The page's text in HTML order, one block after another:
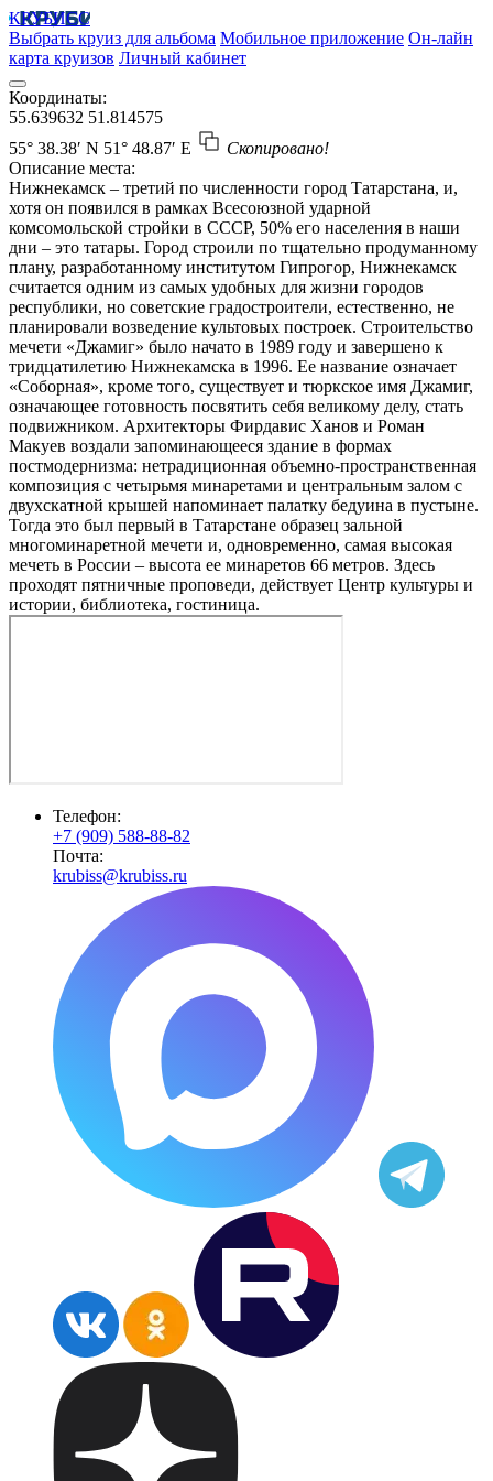
КРУБИСС
Выбрать круиз для альбома Мобильное приложение Он-лайн
карта круизов Личный кабинет
Координаты:
55.639632 51.814575
55° 38.38′ N 51° 48.87′ E
Скопировано!
Описание места:
Нижнекамск – третий по численности город Татарстана, и,
хотя он появился в рамках Всесоюзной ударной
комсомольской стройки в СССР, 50% его населения в наши
дни – это татары. Город строили по тщательно продуманному
плану, разработанному институтом Гипрогор, Нижнекамск
считается одним из самых удобных для жизни городов
республики, но советские градостроители, естественно, не
планировали возведение культовых построек. Строительство
мечети «Джамиг» было начато в 1989 году и завершено к
тридцатилетию Нижнекамска в 1996. Ее название означает
«Соборная», кроме того, существует и тюркское имя Джамиг,
означающее готовность посвятить себя великому делу, стать
подвижником. Архитекторы Фирдавис Ханов и Роман
Макуев воздали запоминающееся здание в формах
постмодернизма: нетрадиционная объемно-пространственная
композиция с четырьмя минаретами и центральным залом с
двухскатной крышей напоминает палатку бедуина в пустыне.
Тогда это был первый в Татарстане образец зальной
многоминаретной мечети и, одновременно, самая высокая
мечеть в России – высота ее минаретов 66 метров. Здесь
проходят пятничные проповеди, действует Центр культуры и
истории, библиотека, гостиница.
Телефон:
+7 (909) 588-88-82
Почта:
krubiss@krubiss.ru